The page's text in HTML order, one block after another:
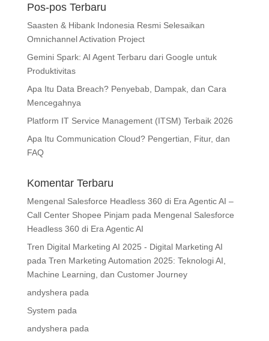
Pos-pos Terbaru
Saasten & Hibank Indonesia Resmi Selesaikan
Omnichannel Activation Project
Gemini Spark: AI Agent Terbaru dari Google untuk
Produktivitas
Apa Itu Data Breach? Penyebab, Dampak, dan Cara
Mencegahnya
Platform IT Service Management (ITSM) Terbaik 2026
Apa Itu Communication Cloud? Pengertian, Fitur, dan
FAQ
Komentar Terbaru
Mengenal Salesforce Headless 360 di Era Agentic AI –
Call Center Shopee Pinjam pada Mengenal Salesforce
Headless 360 di Era Agentic AI
Tren Digital Marketing AI 2025 - Digital Marketing AI
pada Tren Marketing Automation 2025: Teknologi AI,
Machine Learning, dan Customer Journey
andyshera pada
System pada
andyshera pada